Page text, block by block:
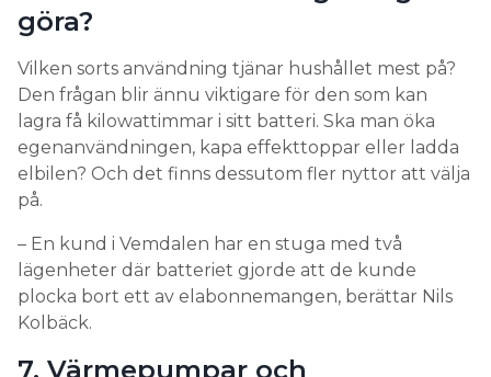
göra?
Vilken sorts användning tjänar hushållet mest på?
Den frågan blir ännu viktigare för den som kan
lagra få kilowattimmar i sitt batteri. Ska man öka
egenanvändningen, kapa effekttoppar eller ladda
elbilen? Och det finns dessutom fler nyttor att välja
på.
– En kund i Vemdalen har en stuga med två
lägenheter där batteriet gjorde att de kunde
plocka bort ett av elabonnemangen, berättar Nils
Kolbäck.
7. Värmepumpar och